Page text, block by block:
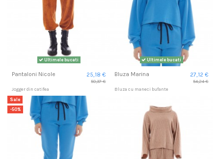
Ultimele bucati
Pantaloni Nicole 25,18 €
50,37 €
Jogger din catifea
Ultimele bucati
Bluza Marina 27,12 €
54,24 €
Bluza cu maneci bufante
Sale
-50%